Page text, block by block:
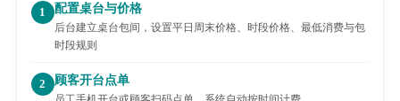
1 配置桌台与价格
后台建立桌台包间，设置平日周末价格、时段价格、最低消费与包
时段规则
2 顾客开台点单